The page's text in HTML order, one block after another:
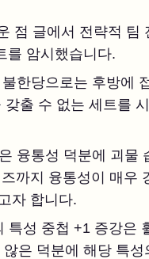
점 글에서 전략적 팀
를 암시했습니다.
불한당으로는 후방에
출 수 없는 세트를
융통성 덕분에 괴물
까지 융통성이 매우
자 합니다.
특성 중첩 +1 증강은
은 덕분에 해당 특